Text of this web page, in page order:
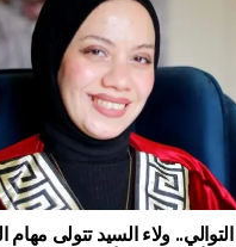
التوالي.. ولاء السيد تتولى